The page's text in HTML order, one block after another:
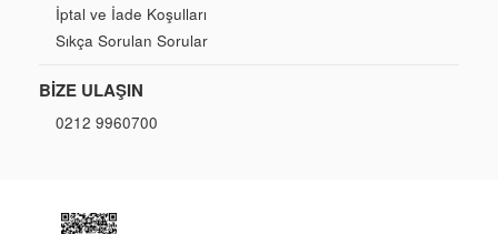
İptal ve İade Koşulları
Sıkça Sorulan Sorular
BIZE ULAŞIN
0212 9960700